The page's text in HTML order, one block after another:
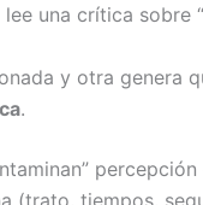
una crítica sobre
y otra genera
.
(trato, tiempos,